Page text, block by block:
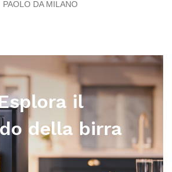
PAOLO DA MILANO
il
della birra